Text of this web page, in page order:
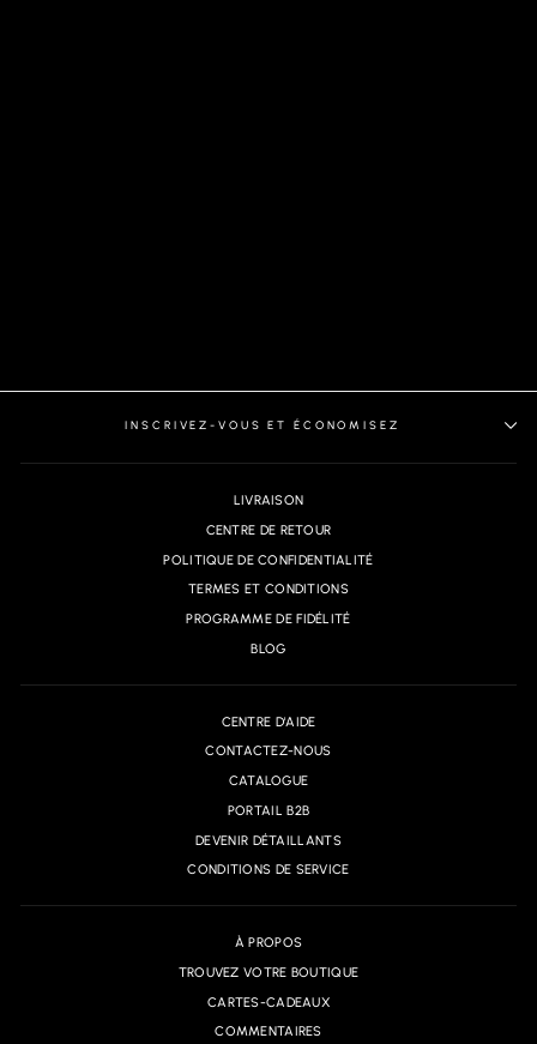
INSCRIVEZ-VOUS ET ÉCONOMISEZ
LIVRAISON
CENTRE DE RETOUR
POLITIQUE DE CONFIDENTIALITÉ
TERMES ET CONDITIONS
PROGRAMME DE FIDÉLITÉ
BLOG
CENTRE D'AIDE
CONTACTEZ-NOUS
CATALOGUE
PORTAIL B2B
DEVENIR DÉTAILLANTS
CONDITIONS DE SERVICE
À PROPOS
TROUVEZ VOTRE BOUTIQUE
CARTES-CADEAUX
COMMENTAIRES